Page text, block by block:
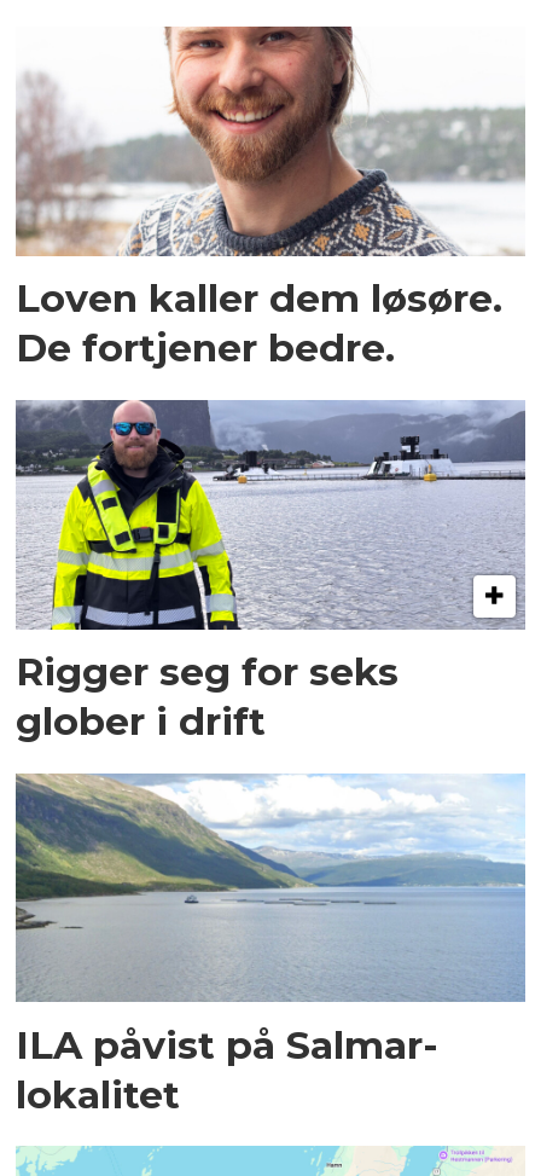
Loven kaller dem løsøre.
De fortjener bedre.
Rigger seg for seks
glober i drift
ILA påvist på Salmar-
lokalitet